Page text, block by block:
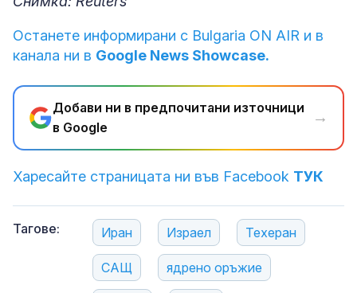
Останете информирани с Bulgaria ON AIR и в
канала ни в Google News Showcase.
Добави ни в предпочитани източници
в Google
→
Харесайте страницата ни във Facebook ТУК
Тагове: Иран Израел Техеран
САЩ ядрено оръжие